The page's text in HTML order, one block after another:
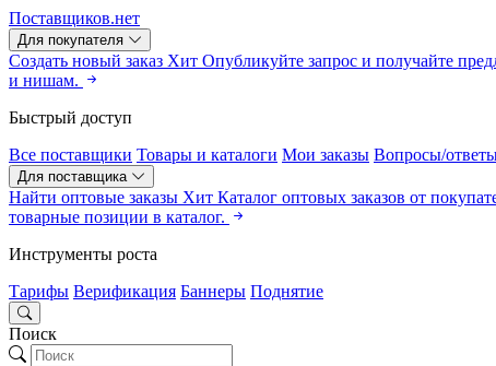
Поставщиков.нет
Для покупателя
Создать новый заказ Хит Опубликуйте запрос и получайте
и нишам.
Быстрый доступ
Все поставщики Товары и каталоги Мои заказы Вопросы/
Для поставщика
Найти оптовые заказы Хит Каталог оптовых заказов от
товарные позиции в каталог.
Инструменты роста
Тарифы Верификация Баннеры Поднятие
Поиск